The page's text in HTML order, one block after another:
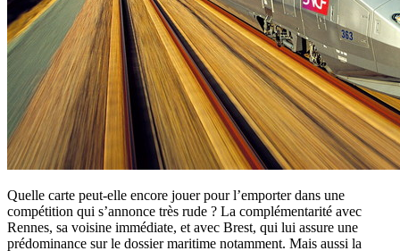
Quelle carte peut-elle encore jouer pour l’emporter dans une
compétition qui s’annonce très rude ? La complémentarité avec
Rennes, sa voisine immédiate, et avec Brest, qui lui assure une
prédominance sur le dossier maritime notamment. Mais aussi la